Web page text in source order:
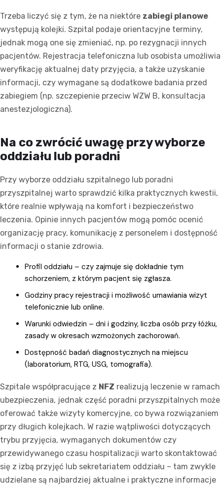
Trzeba liczyć się z tym, że na niektóre zabiegi planowe
występują kolejki. Szpital podaje orientacyjne terminy,
jednak mogą one się zmieniać, np. po rezygnacji innych
pacjentów. Rejestracja telefoniczna lub osobista umożliwia
weryfikację aktualnej daty przyjęcia, a także uzyskanie
informacji, czy wymagane są dodatkowe badania przed
zabiegiem (np. szczepienie przeciw WZW B, konsultacja
anestezjologiczna).
Na co zwrócić uwagę przy wyborze
oddziału lub poradni
Przy wyborze oddziału szpitalnego lub poradni
przyszpitalnej warto sprawdzić kilka praktycznych kwestii,
które realnie wpływają na komfort i bezpieczeństwo
leczenia. Opinie innych pacjentów mogą pomóc ocenić
organizację pracy, komunikację z personelem i dostępność
informacji o stanie zdrowia.
Profil oddziału – czy zajmuje się dokładnie tym
schorzeniem, z którym pacjent się zgłasza.
Godziny pracy rejestracji i możliwość umawiania wizyt
telefonicznie lub online.
Warunki odwiedzin – dni i godziny, liczba osób przy łóżku,
zasady w okresach wzmożonych zachorowań.
Dostępność badań diagnostycznych na miejscu
(laboratorium, RTG, USG, tomografia).
Szpitale współpracujące z NFZ realizują leczenie w ramach
ubezpieczenia, jednak część poradni przyszpitalnych może
oferować także wizyty komercyjne, co bywa rozwiązaniem
przy długich kolejkach. W razie wątpliwości dotyczących
trybu przyjęcia, wymaganych dokumentów czy
przewidywanego czasu hospitalizacji warto skontaktować
się z izbą przyjęć lub sekretariatem oddziału – tam zwykle
udzielane są najbardziej aktualne i praktyczne informacje